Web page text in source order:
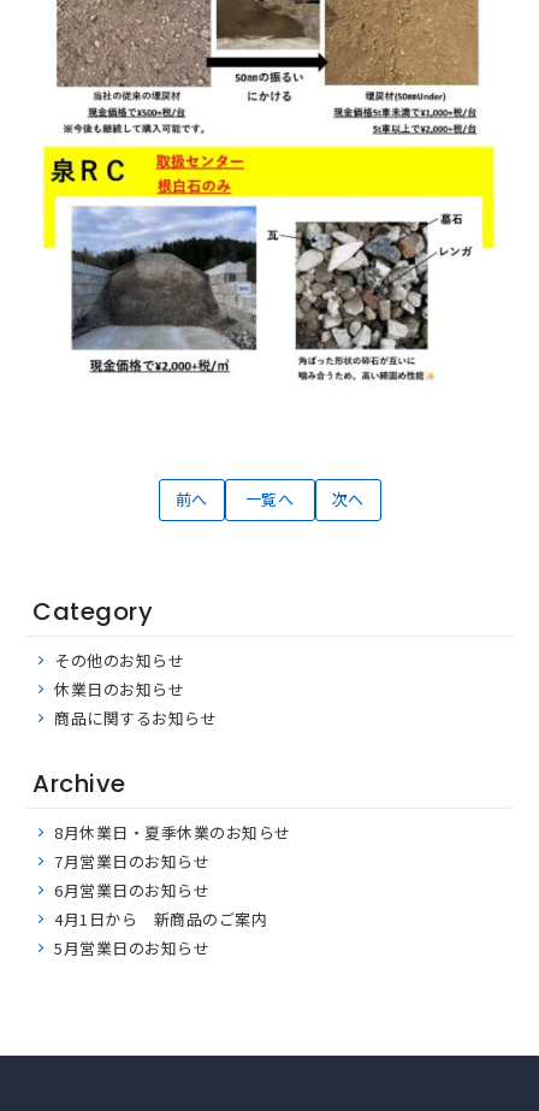
前へ 一覧へ 次へ
Category
その他のお知らせ
休業日のお知らせ
商品に関するお知らせ
Archive
8月休業日・夏季休業のお知らせ
7月営業日のお知らせ
6月営業日のお知らせ
4月1日から 新商品のご案内
5月営業日のお知らせ